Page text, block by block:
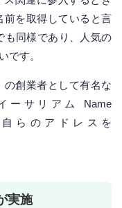
を取得していると言
も同様であり、人気の
です。
の創業者として有名な
ーサリアム Name
自らのアドレスを
実施